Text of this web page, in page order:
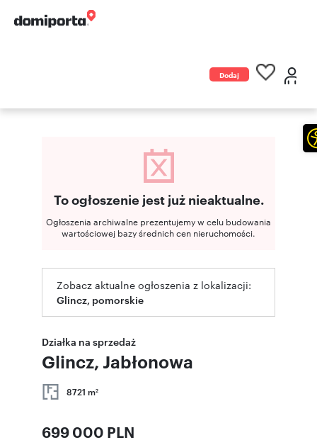
Dodaj
To ogłoszenie jest już nieaktualne.
Ogłoszenia archiwalne prezentujemy w celu budowania
wartościowej bazy średnich cen nieruchomości.
Zobacz aktualne ogłoszenia z lokalizacji:
Glincz, pomorskie
Działka na sprzedaż
Glincz, Jabłonowa
8721 m2
699 000 PLN